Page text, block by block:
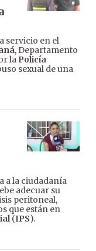
servicio en el
, Departamento
la Policía
sexual de una
a la ciudadanía
adecuar su
peritoneal,
que están en
(IPS).